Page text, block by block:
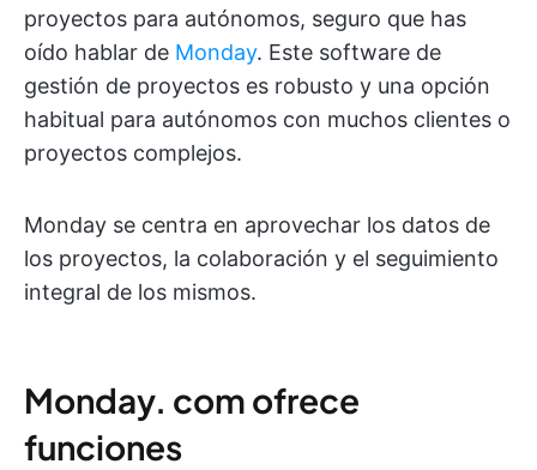
proyectos para autónomos, seguro que has
oído hablar de Monday. Este software de
gestión de proyectos es robusto y una opción
habitual para autónomos con muchos clientes o
proyectos complejos.
Monday se centra en aprovechar los datos de
los proyectos, la colaboración y el seguimiento
integral de los mismos.
Monday. com ofrece
funciones